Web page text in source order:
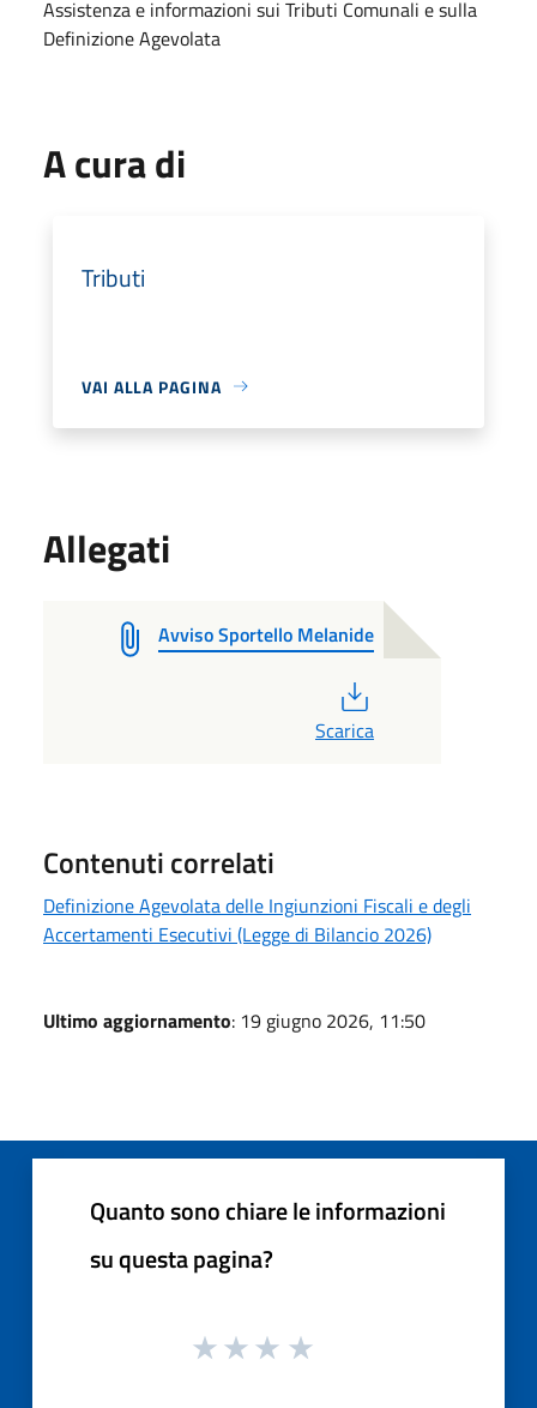
Assistenza e informazioni sui Tributi Comunali e sulla
Definizione Agevolata
A cura di
Tributi
VAI ALLA PAGINA
Allegati
Avviso Sportello Melanide
Scarica
Contenuti correlati
Definizione Agevolata delle Ingiunzioni Fiscali e degli
Accertamenti Esecutivi (Legge di Bilancio 2026)
Ultimo aggiornamento: 19 giugno 2026, 11:50
Quanto sono chiare le informazioni
su questa pagina?